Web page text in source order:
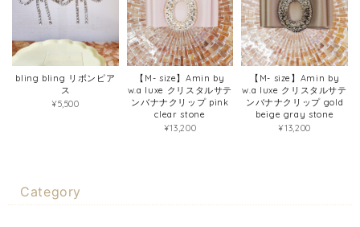
bling bling リボンピア
ス
¥5,500
【M- size】Amin by
w.a luxe クリスタルサテ
ンバナナクリップ pink
clear stone
¥13,200
【M- size】Amin by
w.a luxe クリスタルサテ
ンバナナクリップ gold
beige gray stone
¥13,200
Category